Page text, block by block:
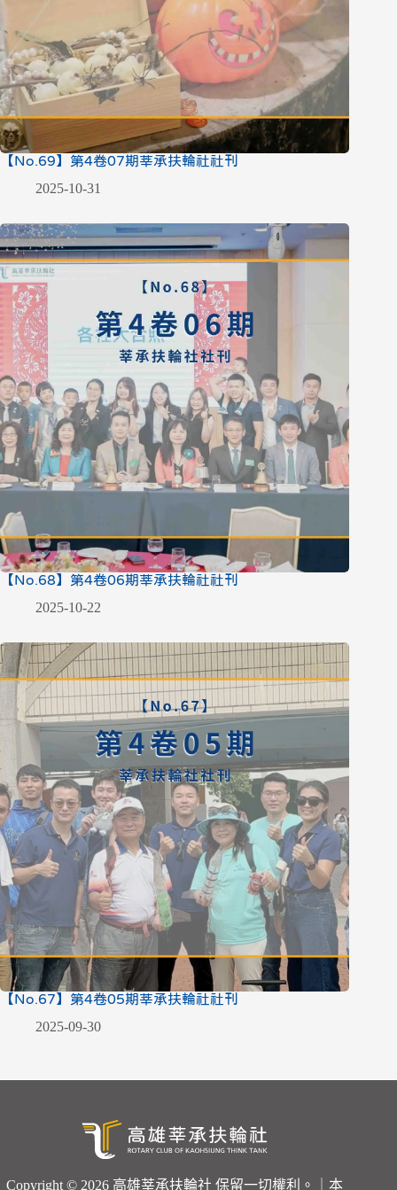
【No.69】第4卷07期莘承扶輪社社刊
2025-10-31
【No.68】第4卷06期莘承扶輪社社刊
2025-10-22
【No.67】第4卷05期莘承扶輪社社刊
2025-09-30
Copyright © 2026 高雄莘承扶輪社 保留一切權利。｜本